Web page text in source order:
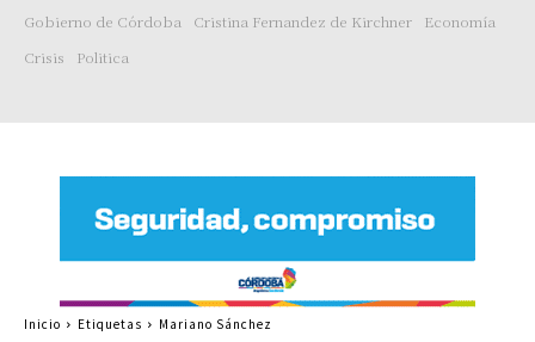
Gobierno de Córdoba
Cristina Fernandez de Kirchner
Economía
Crisis
Politica
Inicio Etiquetas Mariano Sánchez